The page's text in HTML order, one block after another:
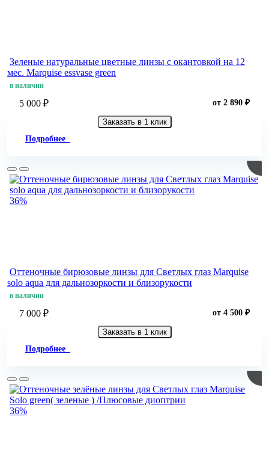
Зеленые натуральные цветные линзы c окантовкой на 12
мес. Marquise essvase green
в наличии
5 000 ₽ от 2 890 ₽
Заказать в 1 клик
Подробнее
36%
Оттеночные бирюзовые линзы для Светлых глаз Marquise
solo aqua для дальнозоркости и близорукости
в наличии
7 000 ₽ от 4 500 ₽
Заказать в 1 клик
Подробнее
36%